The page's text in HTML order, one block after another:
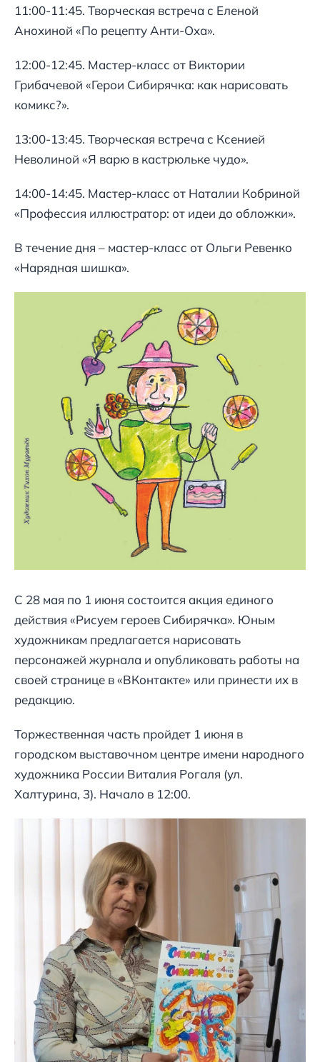
11:00-11:45. Творческая встреча с Еленой
Анохиной «По рецепту Анти-Оха».
12:00-12:45. Мастер-класс от Виктории
Грибачевой «Герои Сибирячка: как нарисовать
комикс?».
13:00-13:45. Творческая встреча с Ксенией
Неволиной «Я варю в кастрюльке чудо».
14:00-14:45. Мастер-класс от Наталии Кобриной
«Профессия иллюстратор: от идеи до обложки».
В течение дня – мастер-класс от Ольги Ревенко
«Нарядная шишка».
С 28 мая по 1 июня состоится акция единого
действия «Рисуем героев Сибирячка». Юным
художникам предлагается нарисовать
персонажей журнала и опубликовать работы на
своей странице в «ВКонтакте» или принести их в
редакцию.
Торжественная часть пройдет 1 июня в
городском выставочном центре имени народного
художника России Виталия Рогаля (ул.
Халтурина, 3). Начало в 12:00.